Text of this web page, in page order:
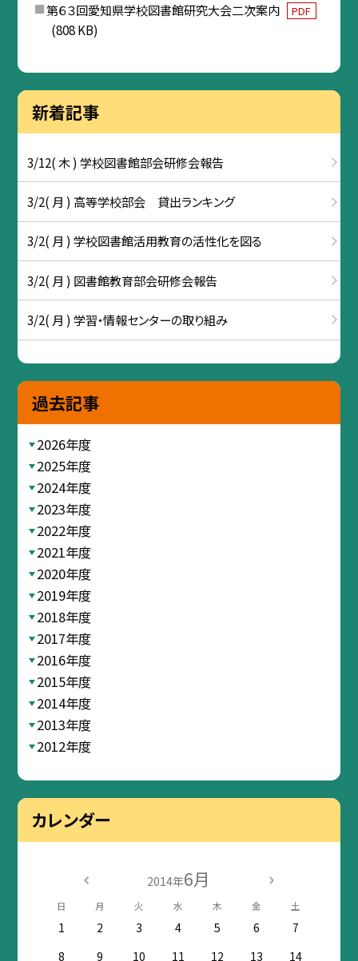
第６３回愛知県学校図書館研究大会二次案内 PDF
(808 KB)
新着記事
3/12( 木 ) 学校図書館部会研修会報告
3/2( 月 ) 高等学校部会 貸出ランキング
3/2( 月 ) 学校図書館活用教育の活性化を図る
3/2( 月 ) 図書館教育部会研修会報告
3/2( 月 ) 学習・情報センターの取り組み
過去記事
2026年度
2025年度
2024年度
2023年度
2022年度
2021年度
2020年度
2019年度
2018年度
2017年度
2016年度
2015年度
2014年度
2013年度
2012年度
カレンダー
2014年6月
日 月 火 水 木 金 土
1 2 3 4 5 6
7
8
9 10 11 12 13
14